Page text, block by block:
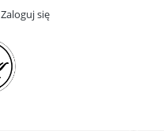
Zaloguj się